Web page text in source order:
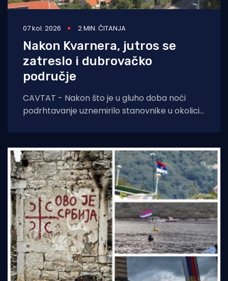
07 kol. 2026 2 MIN. ČITANJA
Nakon Kvarnera, jutros se
zatreslo i dubrovačko
područje
CAVTAT - Nakon što je u gluho doba noći
podrhtavanje uznemirilo stanovnike u okolici